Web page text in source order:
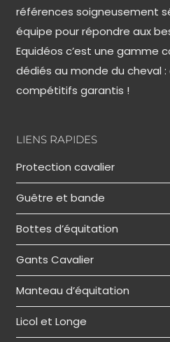
références soigneusement
équipe pour répondre aux
Equidéos c’est une gamme
dédiés au monde du cheval
compétitifs garantis !
LIENS RAPIDES
Protection cavalier
Guêtre et bande
Bottes d’équitation
Gants Cavalier
Manteau d’équitation
Licol et Longe